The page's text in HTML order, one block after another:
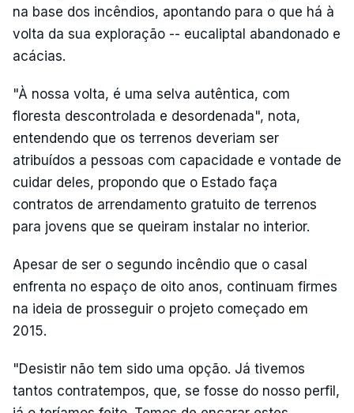
na base dos incêndios, apontando para o que há à
volta da sua exploração -- eucaliptal abandonado e
acácias.
"À nossa volta, é uma selva autêntica, com
floresta descontrolada e desordenada", nota,
entendendo que os terrenos deveriam ser
atribuídos a pessoas com capacidade e vontade de
cuidar deles, propondo que o Estado faça
contratos de arrendamento gratuito de terrenos
para jovens que se queiram instalar no interior.
Apesar de ser o segundo incêndio que o casal
enfrenta no espaço de oito anos, continuam firmes
na ideia de prosseguir o projeto começado em
2015.
"Desistir não tem sido uma opção. Já tivemos
tantos contratempos, que, se fosse do nosso perfil,